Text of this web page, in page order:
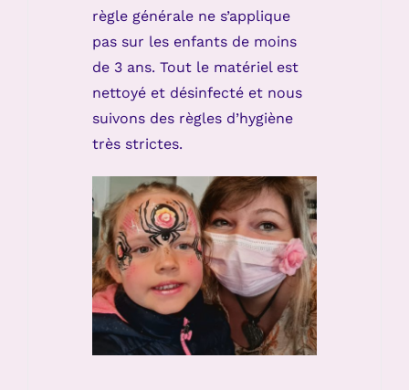
règle générale ne s’applique
pas sur les enfants de moins
de 3 ans. Tout le matériel est
nettoyé et désinfecté et nous
suivons des règles d’hygiène
très strictes.